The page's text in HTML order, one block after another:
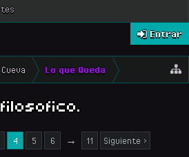
Entrar
Lo que Queda
4 5 6 → 11 Siguiente >